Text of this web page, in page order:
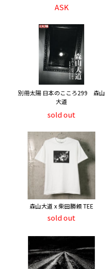
ASK
別冊太陽 日本のこころ299 森山
大道
sold out
森山大道 x 柴田勝頼 TEE
sold out